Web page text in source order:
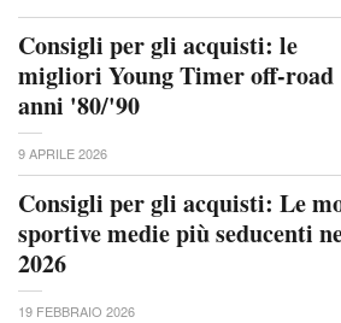
Consigli per gli acquisti: le
migliori Young Timer off-road
anni '80/'90
9 APRILE 2026
Consigli per gli acquisti: Le
sportive medie più seducenti
2026
19 FEBBRAIO 2026